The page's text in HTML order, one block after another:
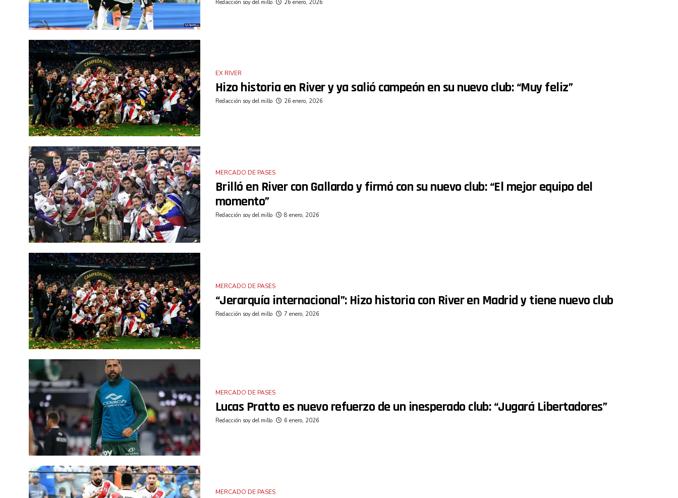
Redacción soy del millo 26 enero, 2026
EX RIVER
Hizo historia en River y ya salió campeón en su nuevo club: “Muy feliz”
Redacción soy del millo 26 enero, 2026
MERCADO DE PASES
Brilló en River con Gallardo y firmó con su nuevo club: “El mejor equipo del
momento”
Redacción soy del millo 8 enero, 2026
MERCADO DE PASES
“Jerarquía internacional”: Hizo historia con River en Madrid y tiene nuevo club
Redacción soy del millo 7 enero, 2026
MERCADO DE PASES
Lucas Pratto es nuevo refuerzo de un inesperado club: “Jugará Libertadores”
Redacción soy del millo 6 enero, 2026
MERCADO DE PASES